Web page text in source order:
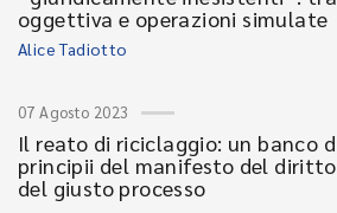
oggettiva e operazioni simulate
Alice Tadiotto
07 Agosto 2023
Il reato di riciclaggio: un banco
principii del manifesto del
del giusto processo